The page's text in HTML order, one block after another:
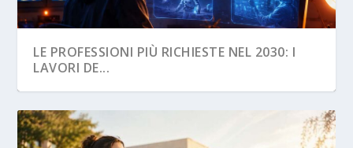
LE PROFESSIONI PIÙ RICHIESTE NEL 2030: I
LAVORI DE...